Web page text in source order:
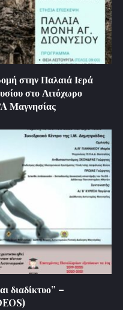
στην Παλαιά Ιερά
στο Λιτόχωρο
Μαγνησίας
διαδίκτυο” –